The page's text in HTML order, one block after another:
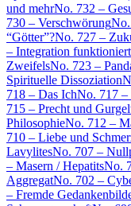
und mehrNo. 732 –
730 – Verschwörung
“Götter”?No. 727 –
– Integration
ZweifelsNo. 723 –
Spirituelle Dissoziation
718 – Das IchNo. 717 –
715 – Precht und
PhilosophieNo. 712 –
710 – Liebe und
LavylitesNo. 707 –
– Masern / HepatitsNo.
AggregatNo. 702 –
– Fremde